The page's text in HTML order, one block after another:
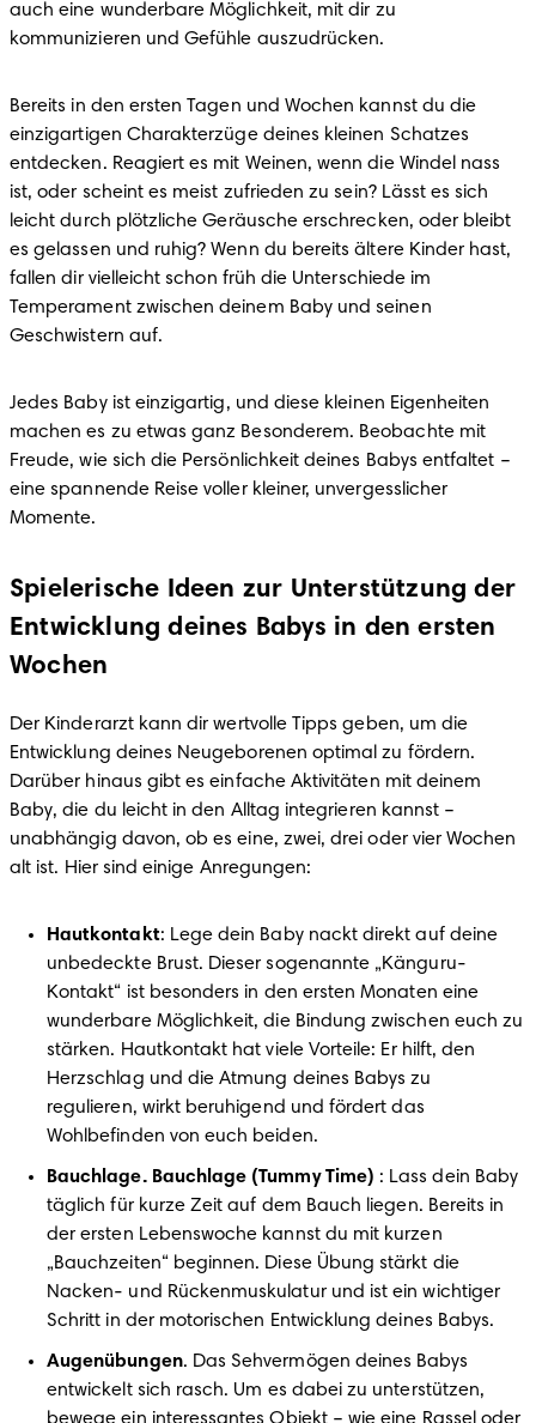
auch eine wunderbare Möglichkeit, mit dir zu
kommunizieren und Gefühle auszudrücken.
Bereits in den ersten Tagen und Wochen kannst du die
einzigartigen Charakterzüge deines kleinen Schatzes
entdecken. Reagiert es mit Weinen, wenn die Windel nass
ist, oder scheint es meist zufrieden zu sein? Lässt es sich
leicht durch plötzliche Geräusche erschrecken, oder bleibt
es gelassen und ruhig? Wenn du bereits ältere Kinder hast,
fallen dir vielleicht schon früh die Unterschiede im
Temperament zwischen deinem Baby und seinen
Geschwistern auf.
Jedes Baby ist einzigartig, und diese kleinen Eigenheiten
machen es zu etwas ganz Besonderem. Beobachte mit
Freude, wie sich die Persönlichkeit deines Babys entfaltet –
eine spannende Reise voller kleiner, unvergesslicher
Momente.
Spielerische Ideen zur Unterstützung der
Entwicklung deines Babys in den ersten
Wochen
Der Kinderarzt kann dir wertvolle Tipps geben, um die
Entwicklung deines Neugeborenen optimal zu fördern.
Darüber hinaus gibt es einfache Aktivitäten mit deinem
Baby, die du leicht in den Alltag integrieren kannst –
unabhängig davon, ob es eine, zwei, drei oder vier Wochen
alt ist. Hier sind einige Anregungen:
Hautkontakt: Lege dein Baby nackt direkt auf deine
unbedeckte Brust. Dieser sogenannte „Känguru-
Kontakt“ ist besonders in den ersten Monaten eine
wunderbare Möglichkeit, die Bindung zwischen euch zu
stärken. Hautkontakt hat viele Vorteile: Er hilft, den
Herzschlag und die Atmung deines Babys zu
regulieren, wirkt beruhigend und fördert das
Wohlbefinden von euch beiden.
Bauchlage. Bauchlage (Tummy Time) : Lass dein Baby
täglich für kurze Zeit auf dem Bauch liegen. Bereits in
der ersten Lebenswoche kannst du mit kurzen
„Bauchzeiten“ beginnen. Diese Übung stärkt die
Nacken- und Rückenmuskulatur und ist ein wichtiger
Schritt in der motorischen Entwicklung deines Babys.
Augenübungen. Das Sehvermögen deines Babys
entwickelt sich rasch. Um es dabei zu unterstützen,